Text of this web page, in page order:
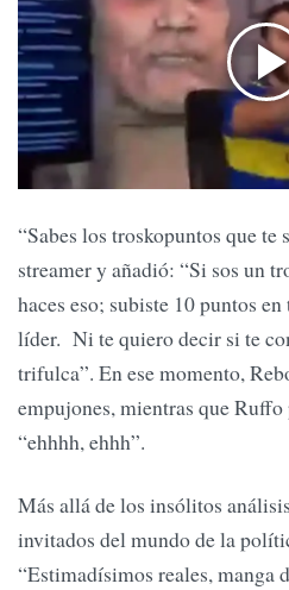
“Sabes los troskopuntos que te
streamer y añadió: “Si sos un
haces eso; subiste 10 puntos
líder. Ni te quiero decir si te
trifulca”. En ese momento,
empujones, mientras que
“ehhhh, ehhh”.
Más allá de los insólitos
invitados del mundo de la
“Estimadísimos reales, manga